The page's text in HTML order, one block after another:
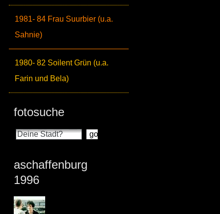
1981- 84 Frau Suurbier (u.a.
Sahnie)
1980- 82 Soilent Grün (u.a.
Farin und Bela)
fotosuche
aschaffenburg
1996